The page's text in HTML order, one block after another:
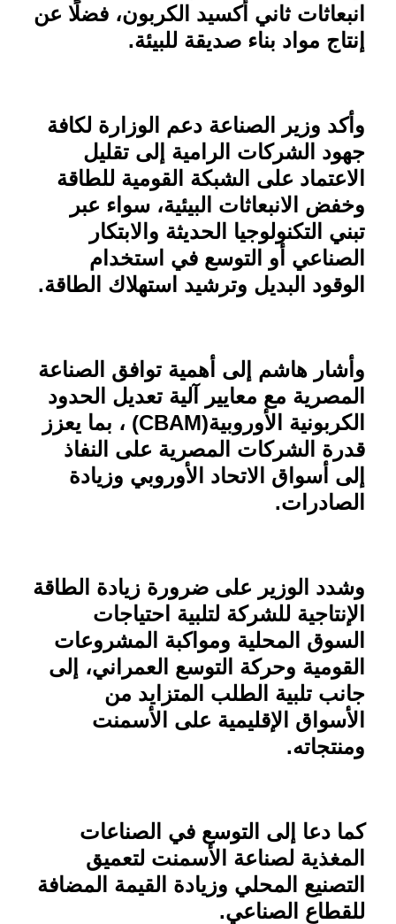
انبعاثات ثاني أكسيد الكربون، فضلًا عن
إنتاج مواد بناء صديقة للبيئة.
وأكد وزير الصناعة دعم الوزارة لكافة
جهود الشركات الرامية إلى تقليل
الاعتماد على الشبكة القومية للطاقة
وخفض الانبعاثات البيئية، سواء عبر
تبني التكنولوجيا الحديثة والابتكار
الصناعي أو التوسع في استخدام
الوقود البديل وترشيد استهلاك الطاقة.
وأشار هاشم إلى أهمية توافق الصناعة
المصرية مع معايير آلية تعديل الحدود
الكربونية الأوروبية(CBAM) ، بما يعزز
قدرة الشركات المصرية على النفاذ
إلى أسواق الاتحاد الأوروبي وزيادة
الصادرات.
وشدد الوزير على ضرورة زيادة الطاقة
الإنتاجية للشركة لتلبية احتياجات
السوق المحلية ومواكبة المشروعات
القومية وحركة التوسع العمراني، إلى
جانب تلبية الطلب المتزايد من
الأسواق الإقليمية على الأسمنت
ومنتجاته.
كما دعا إلى التوسع في الصناعات
المغذية لصناعة الأسمنت لتعميق
التصنيع المحلي وزيادة القيمة المضافة
للقطاع الصناعي.